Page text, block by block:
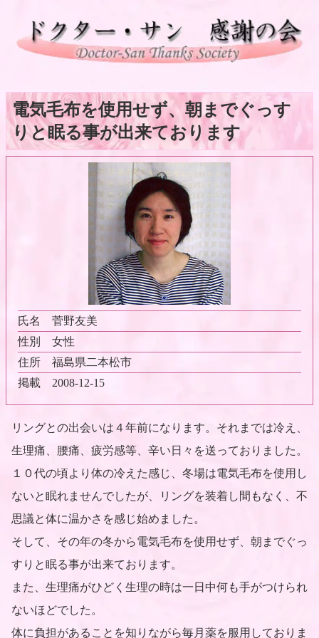
電気毛布を使用せず、朝までぐっす
りと眠る事が出来ております
氏名
菅野友美
性別
女性
住所
福島県二本松市
掲載
2008-12-15
リングとの出会いは４年前になります。それまでは冷え、
生理痛、腰痛、疲労感等、辛い日々を送っておりました。
１０代の頃より体の冷えた感じ、冬場は電気毛布を使用し
ないと眠れませんでしたが、リングを装着し間もなく、不
思議と体に温かさを感じ始めました。
そして、その年の冬から電気毛布を使用せず、朝までぐっ
すりと眠る事が出来ております。
また、生理痛がひどく生理の時は一日中何も手がつけられ
ないほどでした。
体に負担があることを知りながら毎月薬を服用しておりま